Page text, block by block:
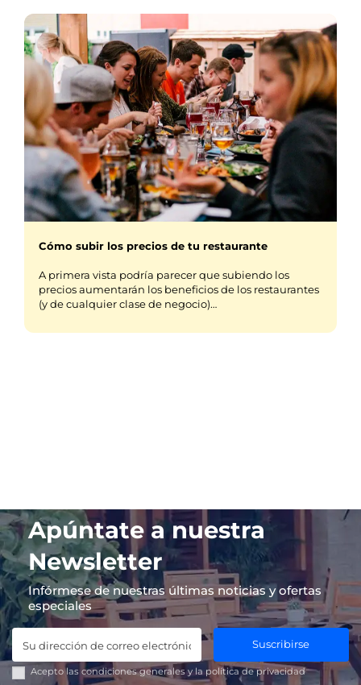
Cómo subir los precios de tu restaurante
A primera vista podría parecer que subiendo los
precios aumentarán los beneficios de los restaurantes
(y de cualquier clase de negocio)…
Apúntate a nuestra
Newsletter
Infórmese de nuestras últimas noticias y ofertas
especiales
Suscribirse
Acepto las condiciones generales y lapolítica de privacidad